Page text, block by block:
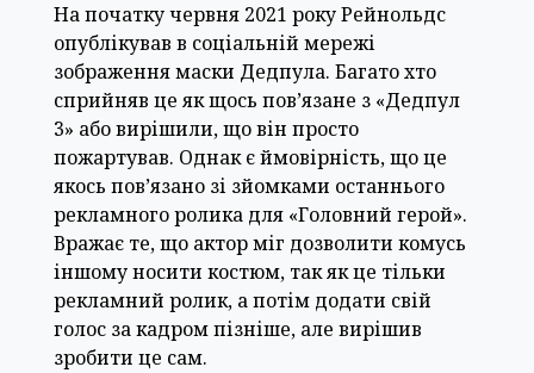
На початку червня 2021 року Рейнольдс
опублікував в соціальній мережі
зображення маски Дедпула. Багато хто
сприйняв це як щось пов’язане з «Дедпул
3» або вирішили, що він просто
пожартував. Однак є ймовірність, що це
якось пов’язано зі зйомками останнього
рекламного ролика для «Головний герой».
Вражає те, що актор міг дозволити комусь
іншому носити костюм, так як це тільки
рекламний ролик, а потім додати свій
голос за кадром пізніше, але вирішив
зробити це сам.